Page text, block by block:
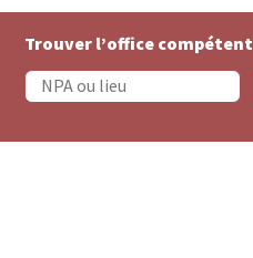
Trouver l’office compétent